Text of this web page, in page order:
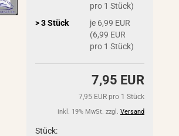
pro 1 Stück)
> 3 Stück
je 6,99 EUR
(6,99 EUR
pro 1 Stück)
7,95 EUR
7,95 EUR pro 1 Stück
inkl. 19% MwSt. zzgl. Versand
Stück: